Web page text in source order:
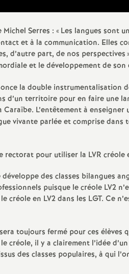
e
s
E
n
s
e
i
g
n
e
Serres : «Les langues sont
et à la communication. Elles
d’autre part, de nos perspectives
et le développement de
la double instrumentalisation
d’un territoire pour en faire une
L’entêtement à enseigner
vivante parlée et comprise dans
rectorat pour utiliser la LVR
des classes bilangues
puisque le créole LV2
en LV2 dans les LGT. Ce
toujours fermé pour ces
créole, il y a clairement l’idée
des classes populaires, à qui